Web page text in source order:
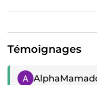
SEO Complet :
atteindre les meilleures
SEO technique solide
avancées.
Backlinks Français de
Témoignages
Témoignage positif